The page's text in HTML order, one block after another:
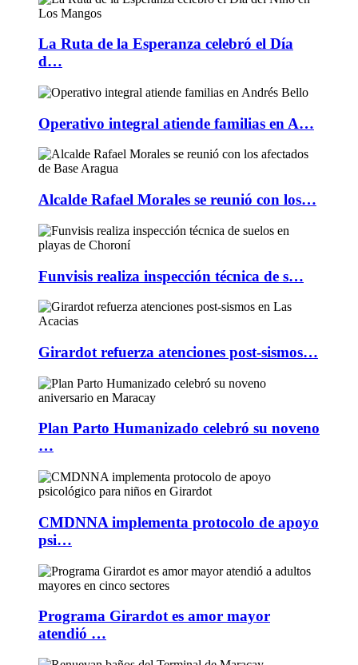
La Ruta de la Esperanza celebró el Día
d…
Operativo integral atiende familias en A…
Alcalde Rafael Morales se reunió con los…
Funvisis realiza inspección técnica de s…
Girardot refuerza atenciones post-sismos…
Plan Parto Humanizado celebró su noveno
…
CMDNNA implementa protocolo de apoyo
psi…
Programa Girardot es amor mayor
atendió …